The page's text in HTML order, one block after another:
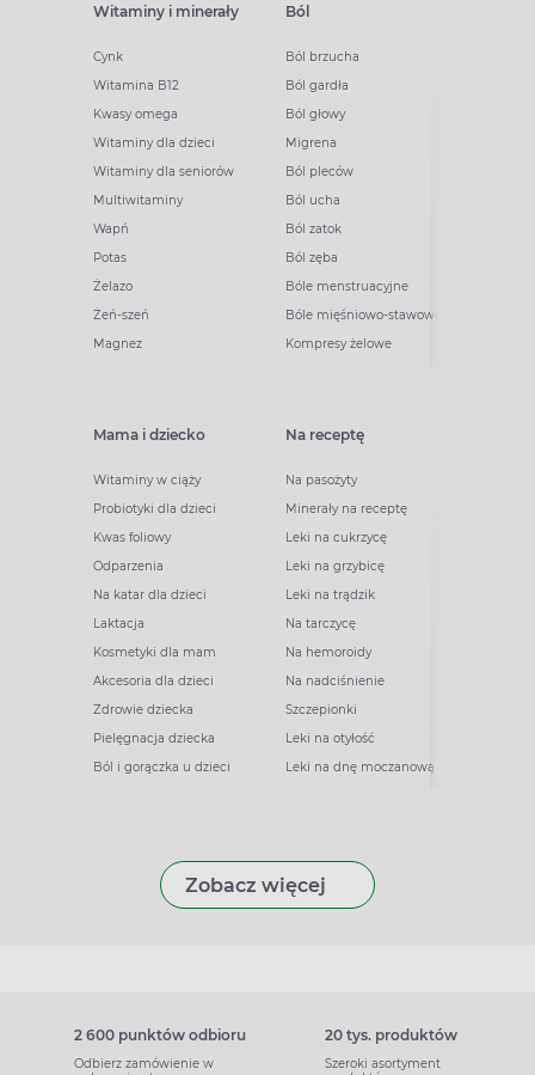
Witaminy i minerały
Cynk
Witamina B12
Kwasy omega
Witaminy dla dzieci
Witaminy dla seniorów
Multiwitaminy
Wapń
Potas
Żelazo
Żeń-szeń
Magnez
Ból
Ból brzucha
Ból gardła
Ból głowy
Migrena
Ból pleców
Ból ucha
Ból zatok
Ból zęba
Bóle menstruacyjne
Bóle mięśniowo-stawowe
Kompresy żelowe
Mama i dziecko
Witaminy w ciąży
Probiotyki dla dzieci
Kwas foliowy
Odparzenia
Na katar dla dzieci
Laktacja
Kosmetyki dla mam
Akcesoria dla dzieci
Zdrowie dziecka
Pielęgnacja dziecka
Ból i gorączka u dzieci
Na receptę
Na pasożyty
Minerały na receptę
Leki na cukrzycę
Leki na grzybicę
Leki na trądzik
Na tarczycę
Na hemoroidy
Na nadciśnienie
Szczepionki
Leki na otyłość
Leki na dnę moczanową
Zobacz więcej
2 600 punktów odbioru
Odbierz zamówienie w
20 tys. produktów
Szeroki asortyment